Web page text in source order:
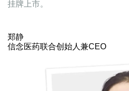
挂牌上市。
郑静
信念医药联合创始人兼CEO